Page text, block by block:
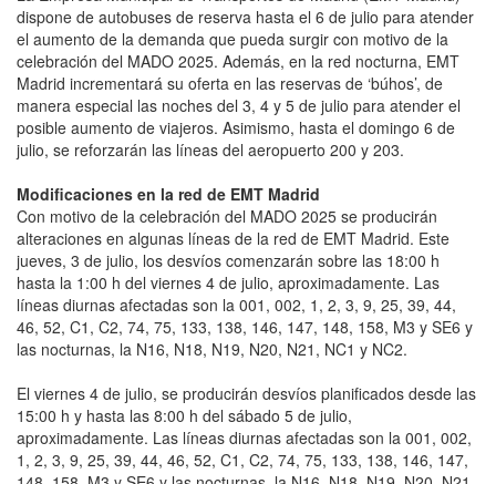
dispone de autobuses de reserva hasta el 6 de julio para atender
el aumento de la demanda que pueda surgir con motivo de la
celebración del MADO 2025. Además, en la red nocturna, EMT
Madrid incrementará su oferta en las reservas de ‘búhos’, de
manera especial las noches del 3, 4 y 5 de julio para atender el
posible aumento de viajeros. Asimismo, hasta el domingo 6 de
julio, se reforzarán las líneas del aeropuerto 200 y 203.
Modificaciones en la red de EMT Madrid
Con motivo de la celebración del MADO 2025 se producirán
alteraciones en algunas líneas de la red de EMT Madrid. Este
jueves, 3 de julio, los desvíos comenzarán sobre las 18:00 h
hasta la 1:00 h del viernes 4 de julio, aproximadamente. Las
líneas diurnas afectadas son la 001, 002, 1, 2, 3, 9, 25, 39, 44,
46, 52, C1, C2, 74, 75, 133, 138, 146, 147, 148, 158, M3 y SE6 y
las nocturnas, la N16, N18, N19, N20, N21, NC1 y NC2.
El viernes 4 de julio, se producirán desvíos planificados desde las
15:00 h y hasta las 8:00 h del sábado 5 de julio,
aproximadamente. Las líneas diurnas afectadas son la 001, 002,
1, 2, 3, 9, 25, 39, 44, 46, 52, C1, C2, 74, 75, 133, 138, 146, 147,